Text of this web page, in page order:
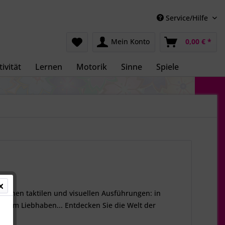
Service/Hilfe
Mein Konto 0,00 € *
Lernen Motorik Sinne Spiele
taktilen und visuellen Ausführungen: in
Liebhaben... Entdecken Sie die Welt der